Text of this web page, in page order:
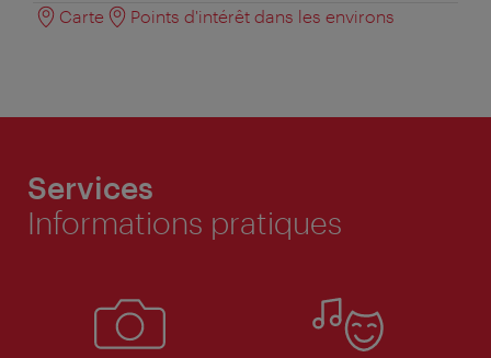
Carte
Points d'intérêt dans les environs
Services
Informations pratiques